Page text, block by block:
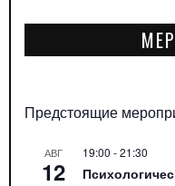
Предстоящие
АВГ
12
19:00 -21:30